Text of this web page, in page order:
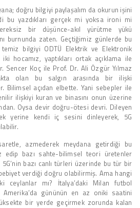
doğru bilgiyi paylaşalım da okurun işini
bu yazdıkları gerçek mi yoksa ironi mi
bir düşünce-akıl yürütme yükü
burnunda zaten. Geçtiğimiz günlerde bu
bilgiyi ODTÜ Elektrik ve Elektronik
hocamız, yaptıkları ortak açıklama ile
Sencer Koç ile Prof. Dr. Ali Özgür Yılmaz
olan bu salgın arasında bir ilişki
Bilimsel açıdan elbette. Yani sebepler ile
ilişkiyi kuran ve binasını onun üzerine
Oysa devir doğru-ötesi devri. Dileyen
yerine kendi iç sesini dinleyerek, 5G
azmederek meydana getirdiği bu
edip bazı sahte-bilimsel teori üretenler
bazı canlı türleri üzerinde bu tür bir
verdiği doğru olabilirmiş. Ama hangi
ceylanlar mı? İtalya’daki Milan futbol
Amerika’da gününün en az oniki saatini
bir yerde geçirmek zorunda kalan